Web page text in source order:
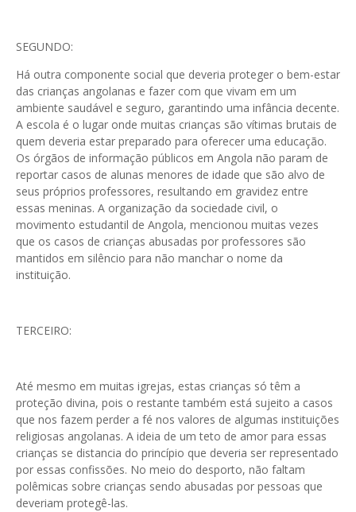
SEGUNDO:
Há outra componente social que deveria proteger o bem-estar
das crianças angolanas e fazer com que vivam em um
ambiente saudável e seguro, garantindo uma infância decente.
A escola é o lugar onde muitas crianças são vítimas brutais de
quem deveria estar preparado para oferecer uma educação.
Os órgãos de informação públicos em Angola não param de
reportar casos de alunas menores de idade que são alvo de
seus próprios professores, resultando em gravidez entre
essas meninas. A organização da sociedade civil, o
movimento estudantil de Angola, mencionou muitas vezes
que os casos de crianças abusadas por professores são
mantidos em silêncio para não manchar o nome da
instituição.
TERCEIRO:
Até mesmo em muitas igrejas, estas crianças só têm a
proteção divina, pois o restante também está sujeito a casos
que nos fazem perder a fé nos valores de algumas instituições
religiosas angolanas. A ideia de um teto de amor para essas
crianças se distancia do princípio que deveria ser representado
por essas confissões. No meio do desporto, não faltam
polêmicas sobre crianças sendo abusadas por pessoas que
deveriam protegê-las.